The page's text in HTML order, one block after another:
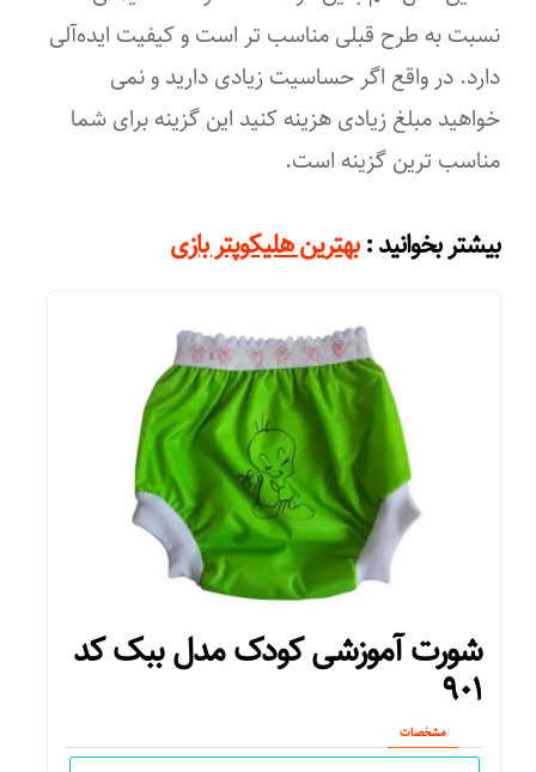
نسبت به طرح قبلی مناسب تر است و کیفیت ایده‌آلی
دارد. در واقع اگر حساسیت زیادی دارید و نمی
خواهید مبلغ زیادی هزینه کنید این گزینه برای شما
مناسب ترین گزینه است.
بیشتر بخوانید: بهترین هلیکوپتر بازی
شورت آموزشی کودک مدل ببک کد
۹۰۱
مشخصات